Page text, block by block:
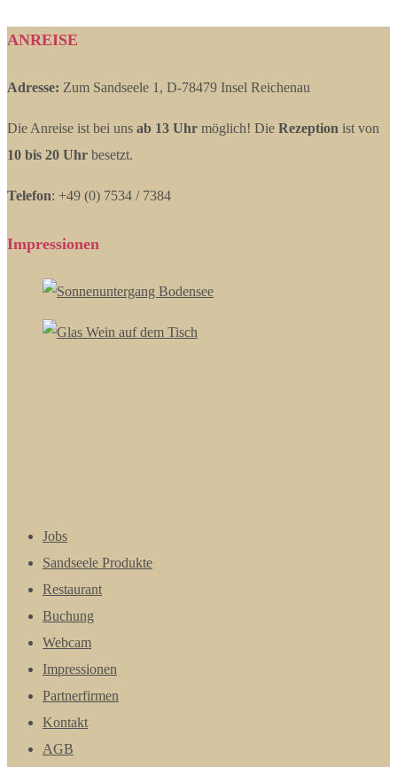
ANREISE
Adresse: Zum Sandseele 1, D-78479 Insel Reichenau
Die Anreise ist bei uns ab 13 Uhr möglich! Die Rezeption ist von
10 bis 20 Uhr besetzt.
Telefon: +49 (0) 7534 / 7384
Impressionen
Jobs
Sandseele Produkte
Restaurant
Buchung
Webcam
Impressionen
Partnerfirmen
Kontakt
AGB